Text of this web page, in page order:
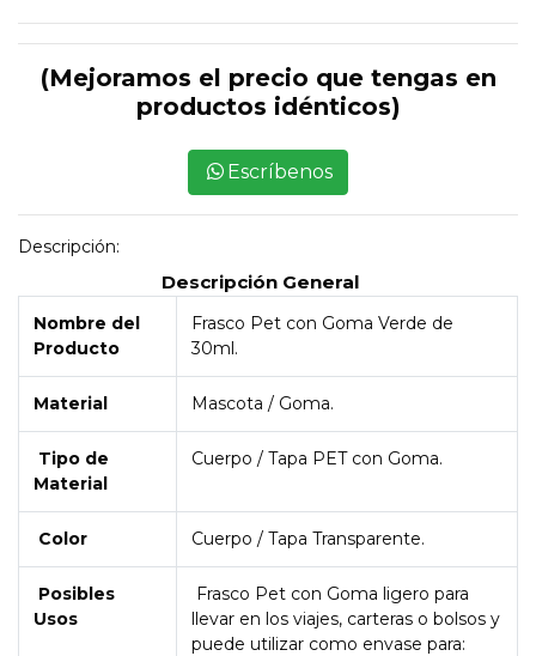
(Mejoramos el precio que tengas en
productos idénticos)
Escríbenos
Descripción:
Descripción General
Nombre del
Producto
Frasco Pet con Goma Verde de
30ml.
Material Mascota / Goma.
Tipo de
Material
Cuerpo / Tapa PET con Goma.
Color Cuerpo / Tapa Transparente.
Posibles
Usos
Frasco Pet con Goma ligero para
llevar en los viajes, carteras o bolsos y
puede utilizar como envase para: